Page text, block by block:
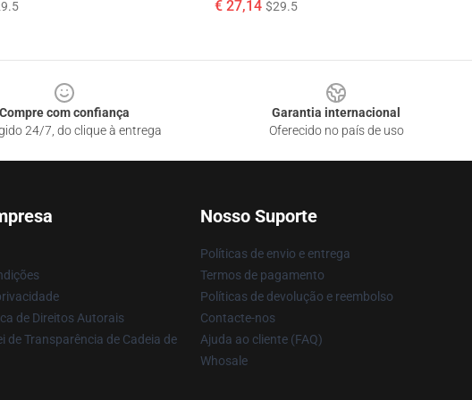
€ 27,14 $29.5
Compre com confiança
24/7, do clique à entrega
Garantia internacional
Oferecido no país de uso
de Direitos Autorais
de Transparência de Cadeia de
Nosso Suporte
Políticas de envio e entrega
Termos de pagamento
Políticas de devolução e reembolso
Contacte-nos
Ajuda ao cliente (FAQ)
Whosale